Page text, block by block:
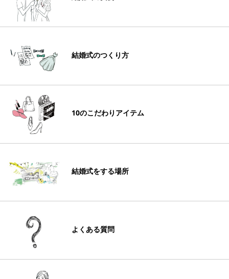
結婚式のつくり方
10のこだわりアイテム
結婚式をする場所
よくある質問